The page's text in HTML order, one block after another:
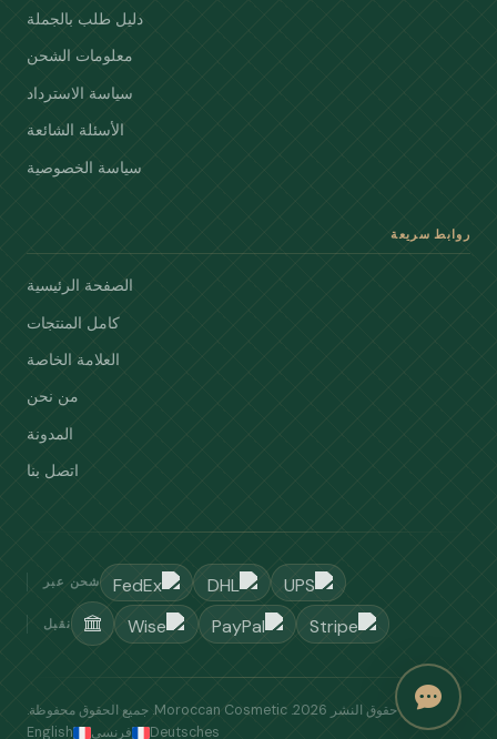
دليل طلب بالجملة
معلومات الشحن
سياسة الاسترداد
الأسئلة الشائعة
سياسة الخصوصية
روابط سريعة
الصفحة الرئيسية
كامل المنتجات
العلامة الخاصة
من نحن
المدونة
اتصل بنا
شحن عبر
نقبل
© حقوق النشر 2026. Moroccan Cosmetic. جميع الحقوق محفوظة.
English
فرنسي Deutsches